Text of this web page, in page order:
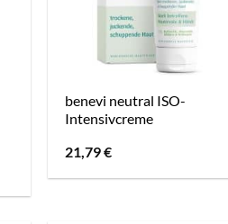
benevi neutral ISO-
Intensivcreme
21,79€